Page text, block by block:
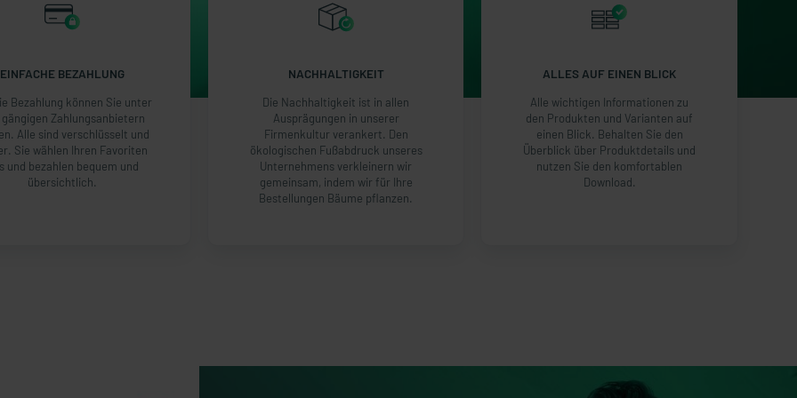
EINFACHE BEZAHLUNG
Bezahlung können Sie unter
Zahlungsanbietern
Alle sind verschlüsselt und
Sie wählen Ihren Favoriten
und bezahlen bequem und
übersichtlich.
NACHHALTIGKEIT
Die Nachhaltigkeit ist in allen
Ausprägungen in unserer
Firmenkultur verankert. Den
ökologischen Fußabdruck unseres
Unternehmens verkleinern wir
gemeinsam, indem wir für Ihre
Bestellungen Bäume pflanzen.
ALLES AUF EINEN BLICK
Alle wichtigen Informationen zu
den Produkten und Varianten auf
einen Blick. Behalten Sie den
Überblick über Produktdetails und
nutzen Sie den komfortablen
Download.